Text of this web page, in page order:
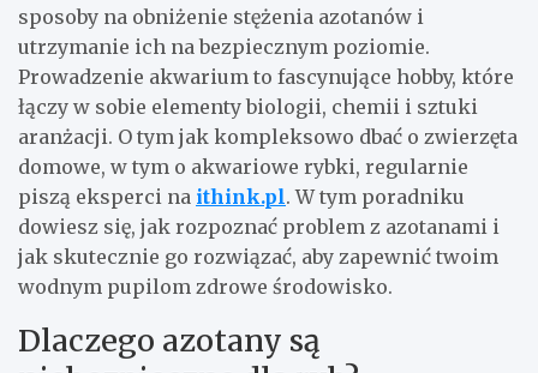
sposoby na obniżenie stężenia azotanów i
utrzymanie ich na bezpiecznym poziomie.
Prowadzenie akwarium to fascynujące hobby, które
łączy w sobie elementy biologii, chemii i sztuki
aranżacji. O tym jak kompleksowo dbać o zwierzęta
domowe, w tym o akwariowe rybki, regularnie
piszą eksperci na ithink.pl. W tym poradniku
dowiesz się, jak rozpoznać problem z azotanami i
jak skutecznie go rozwiązać, aby zapewnić twoim
wodnym pupilom zdrowe środowisko.
Dlaczego azotany są